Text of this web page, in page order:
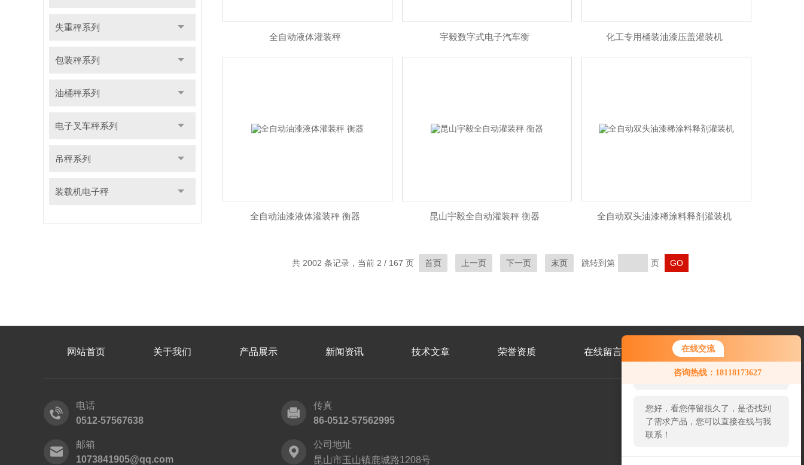
在线交流
咨询热线：18118173627
您好！欢迎前来咨询，很高兴为您
服务，请问您要咨询什么问题呢？
您好，看您停留很久了，是否找到
了需求产品，您可以直接在线与我
联系！
失重秤系列
包装秤系列
油桶秤系列
电子叉车秤系列
吊秤系列
装载机电子秤
全自动液体灌装秤 宇毅数字式电子汽车衡 化工专用桶装油漆压盖灌装机
全自动油漆液体灌装秤 衡器 昆山宇毅全自动灌装秤 衡器 全自动双头油漆稀涂料释剂灌装机
共 2002 条记录，当前 2 / 167 页 首页 上一页 下一页 末页 跳转到第 页
网站首页 关于我们 产品展示 新闻资讯 技术文章 荣誉资质 在线留言 联系我们
电话
0512-57567638
传真
86-0512-57562995
邮箱
1073841905@qq.com
公司地址
昆山市玉山镇鹿城路1208号
公
众